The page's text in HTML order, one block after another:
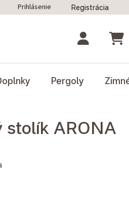
Odstúpenie od zmluvy
Prihlásenie Registrácia
Pergoly
stolík ARONA